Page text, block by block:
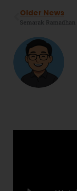
Older News